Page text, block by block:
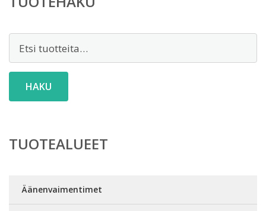
HAKU
TUOTEALUEET
Äänenvaimentimet